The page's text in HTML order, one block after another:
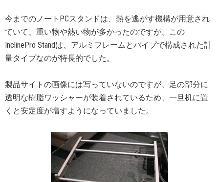
今までのノートPCスタンドは、熱を逃がす機構が用意され
ていて、重い物や熱い物が多かったのですが、この
InclinePro Standは、アルミフレームとパイプで構成された計
量タイプなのが特長的でした。
製品サイトの画像には写っていないのですが、足の部分に
透明な樹脂ワッシャーが装着されているため、一旦机に置
くと安定度が増すようになっていました。